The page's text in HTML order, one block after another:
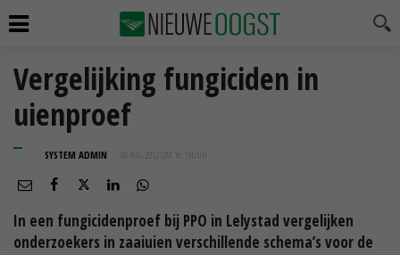
Vergelijking fungiciden in
uienproef
SYSTEM ADMIN 08 AUG 2012 OM 16:19
In een fungicidenproef bij PPO in Lelystad vergelijken
onderzoekers in zaaiuien verschillende schema’s voor de